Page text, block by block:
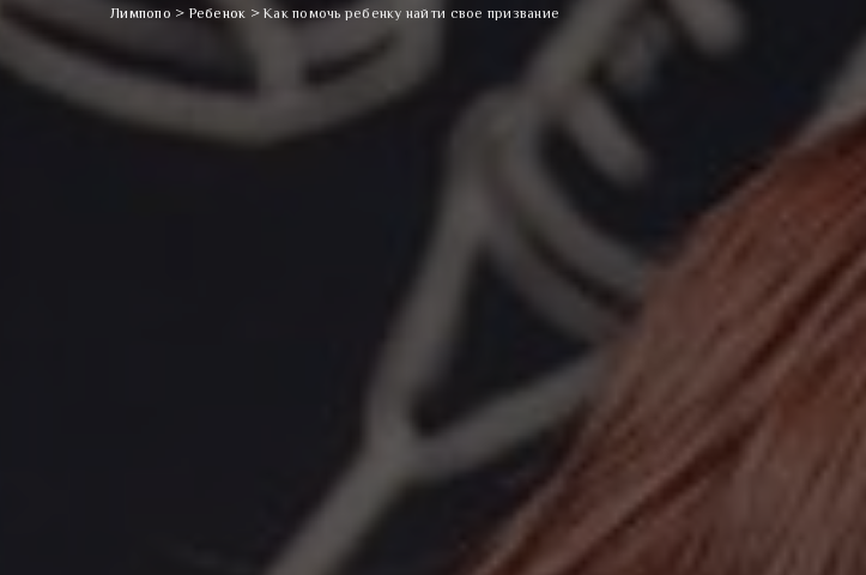
Лимпопо > Ребенок >Как помочь ребенку найти свое призвание